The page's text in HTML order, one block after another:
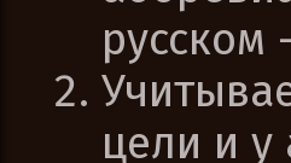
русском
цели и у